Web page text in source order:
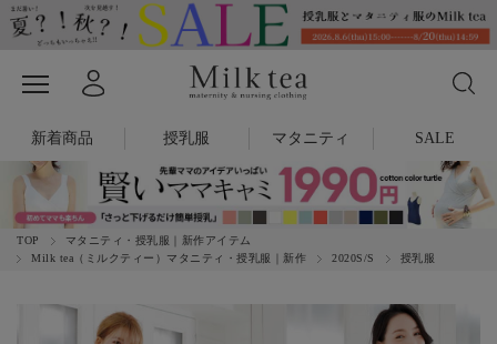
新着商品 授乳服 マタニティ SALE
TOP
マタニティ・授乳服｜新作アイテム
Milk tea（ミルクティー）マタニティ・授乳服｜新作
2020S/S 授乳服